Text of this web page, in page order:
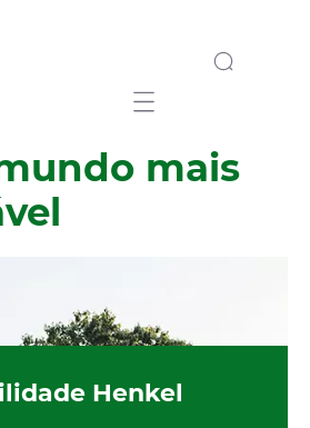
Mobile navigation
mais
Henkel